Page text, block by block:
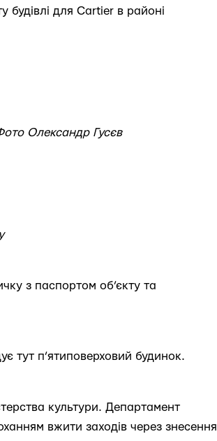
будівлі для Cartier в районі
Олександр Гусєв
з паспортом об’єкту та
тут п’ятиповерховий будинок.
культури. Департамент
вжити заходів через знесення